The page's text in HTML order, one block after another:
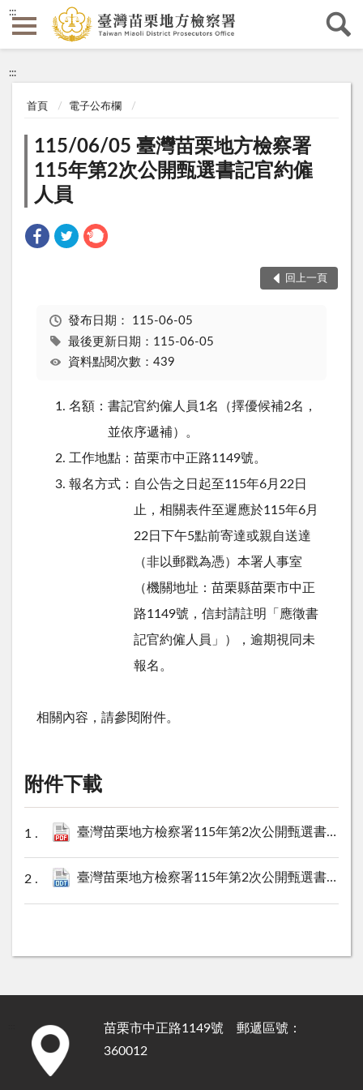
:::
:::
首頁 電子公布欄
115/06/05 臺灣苗栗地方檢察署
115年第2次公開甄選書記官約僱
人員
回上一頁
發布日期： 115-06-05
最後更新日期：115-06-05
資料點閱次數：439
名額：書記官約僱人員1名（擇優候補2名，
並依序遞補）。
工作地點：苗栗市中正路1149號。
報名方式：自公告之日起至115年6月22日
止，相關表件至遲應於115年6月
22日下午5點前寄達或親自送達
（非以郵戳為憑）本署人事室
（機關地址：苗栗縣苗栗市中正
路1149號，信封請註明「應徵書
記官約僱人員」），逾期視同未
報名。
相關內容，請參閱附件。
附件下載
臺灣苗栗地方檢察署115年第2次公開甄選書記官約僱人員報名簡章.pdf
臺灣苗栗地方檢察署115年第2次公開甄選書記官約僱人員報名簡歷表.odt
苗栗市中正路1149號 郵遞區號：
360012